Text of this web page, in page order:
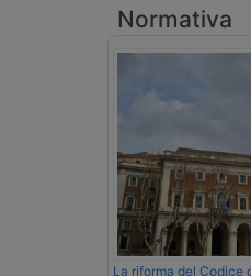
Normativa
La riforma del Codice